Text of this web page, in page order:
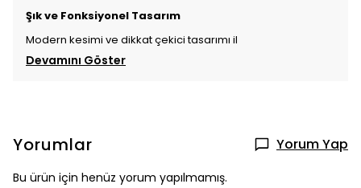
Şık ve Fonksiyonel Tasarım
Modern kesimi ve dikkat çekici tasarımı il
Devamını Göster
Yorumlar Yorum Yap
Bu ürün için henüz yorum yapılmamış.